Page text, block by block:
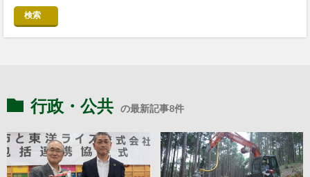
検索
行政・公共 の最新記事8件